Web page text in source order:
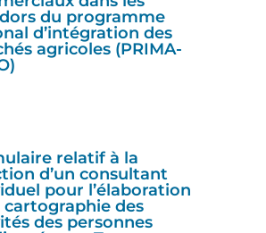
du programme
d’intégration des
agricoles (PRIMA-
relatif à la
d’un consultant
pour l’élaboration
cartographie des
des personnes